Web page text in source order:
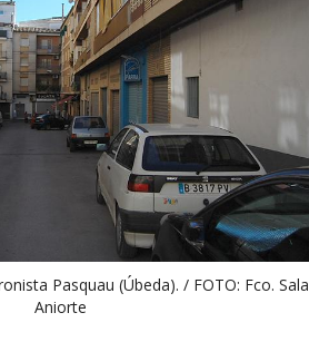
Pasquau (Úbeda). / FOTO: Fco. Sala
Aniorte